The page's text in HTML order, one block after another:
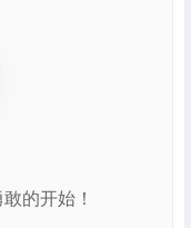
的开始！